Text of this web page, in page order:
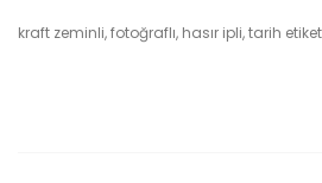
kraft zeminli, fotoğraflı, hasır ipli, tarih